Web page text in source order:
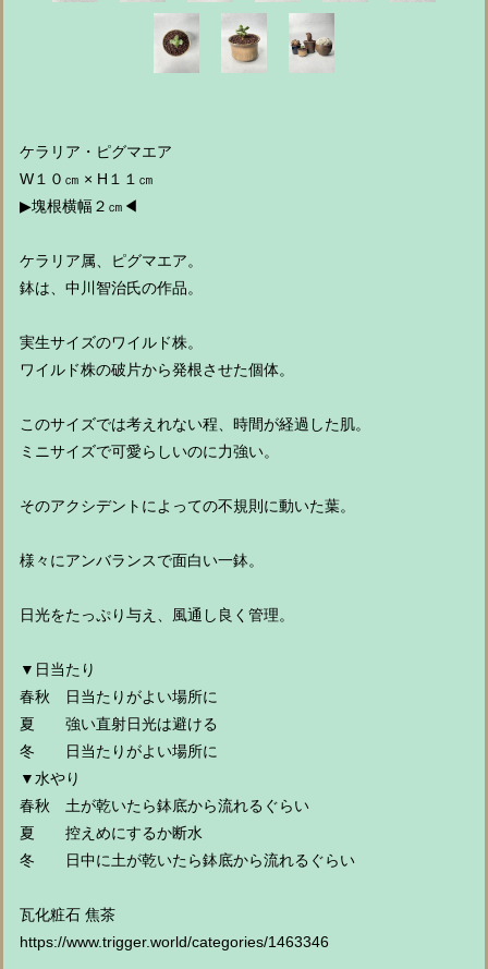
ケラリア・ピグマエア
W１０㎝ × H１１㎝
▶︎塊根横幅２㎝◀︎
ケラリア属、ピグマエア。
鉢は、中川智治氏の作品。
実生サイズのワイルド株。
ワイルド株の破片から発根させた個体。
このサイズでは考えれない程、時間が経過した肌。
ミニサイズで可愛らしいのに力強い。
そのアクシデントによっての不規則に動いた葉。
様々にアンバランスで面白い一鉢。
日光をたっぷり与え、風通し良く管理。
▼日当たり
春秋 日当たりがよい場所に
夏 強い直射日光は避ける
冬 日当たりがよい場所に
▼水やり
春秋 土が乾いたら鉢底から流れるぐらい
夏 控えめにするか断水
冬 日中に土が乾いたら鉢底から流れるぐらい
瓦化粧石 焦茶
https://www.trigger.world/categories/1463346